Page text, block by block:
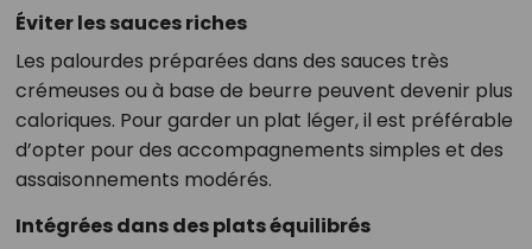
Éviter les sauces riches
Les palourdes préparées dans des sauces très
crémeuses ou à base de beurre peuvent devenir plus
caloriques. Pour garder un plat léger, il est préférable
d’opter pour des accompagnements simples et des
assaisonnements modérés.
Intégrées dans des plats équilibrés